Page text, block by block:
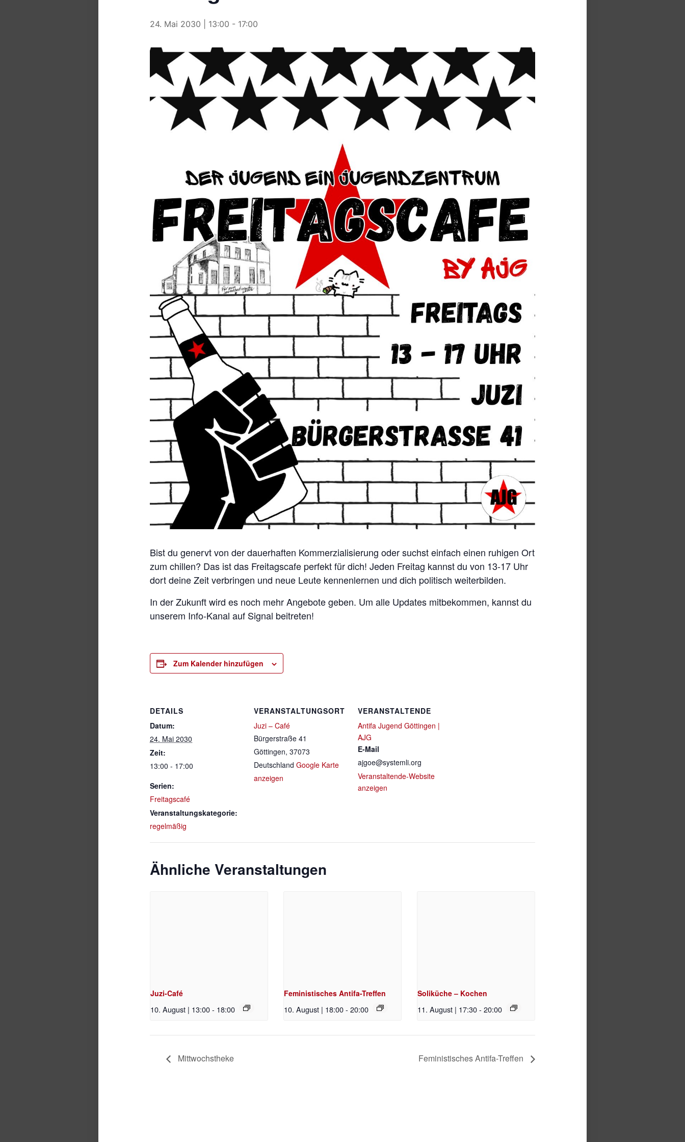
24. Mai 2030 | 13:00 - 17:00
Bist du genervt von der dauerhaften Kommerzialisierung oder suchst einfach einen ruhigen Ort
zum chillen? Das ist das Freitagscafe perfekt für dich! Jeden Freitag kannst du von 13-17 Uhr
dort deine Zeit verbringen und neue Leute kennenlernen und dich politisch weiterbilden.
In der Zukunft wird es noch mehr Angebote geben. Um alle Updates mitbekommen, kannst du
unserem Info-Kanal auf Signal beitreten!
Zum Kalender hinzufügen
DETAILS
Datum:
24. Mai 2030
Zeit:
13:00 - 17:00
Serien:
Freitagscafé
Veranstaltungskategorie:
regelmäßig
VERANSTALTUNGSORT
Juzi – Café
Bürgerstraße 41
Göttingen, 37073
Deutschland Google Karte
anzeigen
VERANSTALTENDE
Antifa Jugend Göttingen |
AJG
E-Mail
ajgoe@systemli.org
Veranstaltende-Website
anzeigen
Ähnliche Veranstaltungen
Juzi-Café
10. August | 13:00- 18:00
Feministisches Antifa-Treffen
10. August | 18:00- 20:00
Soliküche – Kochen
11. August | 17:30- 20:00
Mittwochstheke Feministisches Antifa-Treffen